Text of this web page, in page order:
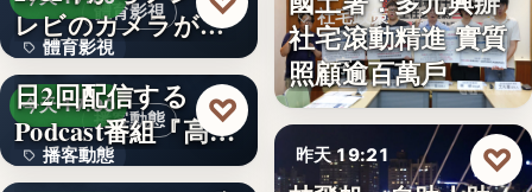
體育影視
體育影視
99
レビのカメラが追
い続け…
播客動態
今天 17:00
播客動態
俳優・高橋健介が1
日2回配信する
Podcast番組『高
橋…
♡
NEXT
社宅政策
文字
社宅滾動精進 實質
照顧逾百萬戶
昨天 19:21 ♡